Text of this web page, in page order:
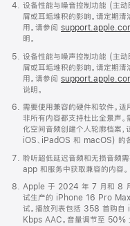
设备性能与噪音控制功能 (主动
屑或耳垢堆积的影响。请定期清
用。请参阅
明。
设备性能与噪声控制功能 (主动
屑或耳垢堆积的影响。请定期清
用。请参阅
说明。
需要使用兼容的硬件和软件。
非所有内容都支持杜比全景声
化空间音频创建个人轮廓档案
iOS、iPadOS 和 macOS) 的
聆听超低延迟音频和无损音频
app 和服务中获取兼容的内容。
Apple 于 2024 年 7 月和 8
试生产的 iPhone 16 Pro Max
试。播放列表包括 358 首购
Kbps AAC。音量调节至 50%